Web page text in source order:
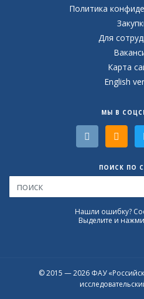
Политика
Для
Карта
English
МЫ В
ПОИСК ПО
Нашли ошибку?
Выделите и
© 2015 — 2026 ФАУ